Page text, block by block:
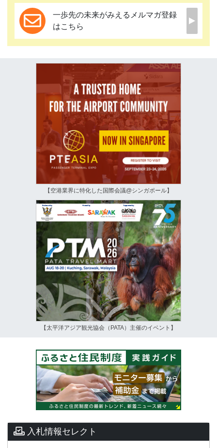
一歩先の未来がみえるメルマガ登録
はこちら
【空港業界に特化した国際会議@シンガポール】
【太平洋アジア観光協会（PATA）主催のイベント】
入札情報セレクト